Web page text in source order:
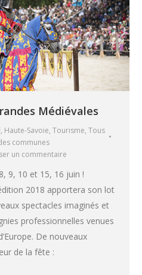
Médiévales
, Haute-Savoie, Tourisme, Tous
communes
un commentaire
9, 10 et 15, 16 juin !
2018 apportera son lot
spectacles imaginés et
professionnelles venues
De nouveaux
de la fête :